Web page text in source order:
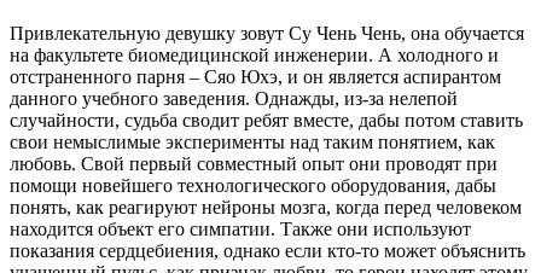
Привлекательную девушку зовут Су Чень Чень, она обучается
на факультете биомедицинской инженерии. А холодного и
отстраненного парня – Сяо Юхэ, и он является аспирантом
данного учебного заведения. Однажды, из-за нелепой
случайности, судьба сводит ребят вместе, дабы потом ставить
свои немыслимые эксперименты над таким понятием, как
любовь. Свой первый совместный опыт они проводят при
помощи новейшего технологического оборудования, дабы
понять, как реагируют нейроны мозга, когда перед человеком
находится объект его симпатии. Также они используют
показания сердцебиения, однако если кто-то может объяснить